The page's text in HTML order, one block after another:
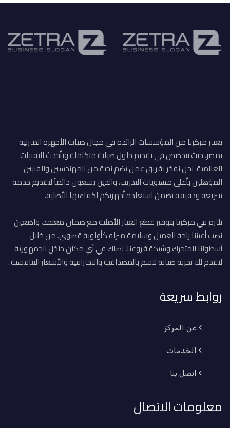
يعتبر مركزنا من المؤسسات الرائدة في مجال صيانة الأجهزة المنزلية
بمصر، حيث نتخصص في تقديم حلول صيانة متكاملة وبأحدث التقنيات
العالمية. نحن نفخر بفريق عمل يضم نخبة من المهندسين والفنيين
المؤهلين بأعلى مستويات التدريب، والذين يسعون دائماً لتقديم خدمة
سريعة ودقيقة تضمن استعادة أجهزتكم لكفاءتها الأصلية.
نلتزم في مركزنا بتوفير قطع الغيار الأصلية مع ضمان معتمد، واضعين
نصب أعيننا راحة العميل وسلامة منزله كأولوية قصوى. من خلال
أسطولنا المتحرك وشبكة فروعنا، نصلك في أي مكان داخل الجمهورية
لنقدم لك تجربة صيانة تتسم بالمصداقية والاحترافية والأسعار التنافسية.
روابط سريعة
عن المركز
الخدمات
اتصل بنا
معلومات الاتصال